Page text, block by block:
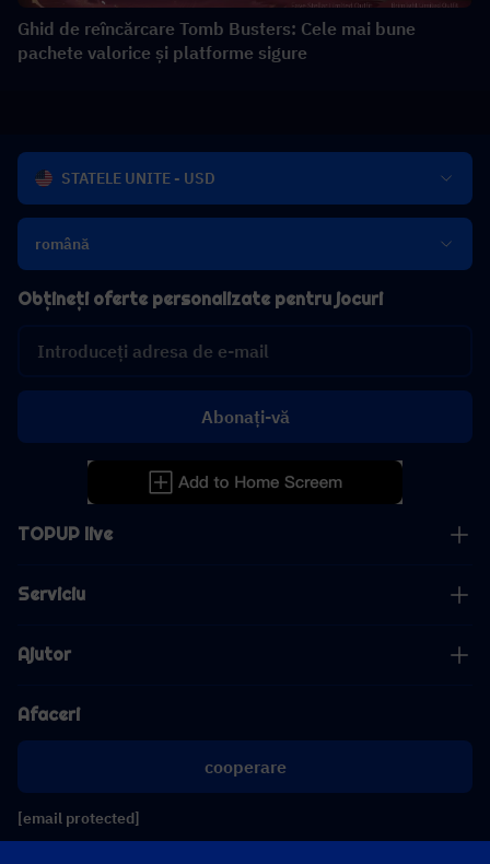
Ghid de reîncărcare Tomb Busters: Cele mai bune
pachete valorice și platforme sigure
STATELE UNITE - USD
română
TOPUP live
Serviciu
Ajutor
Afaceri
cooperare
[email protected]
Obțineți oferte personalizate pentru jocuri
Abonați-vă